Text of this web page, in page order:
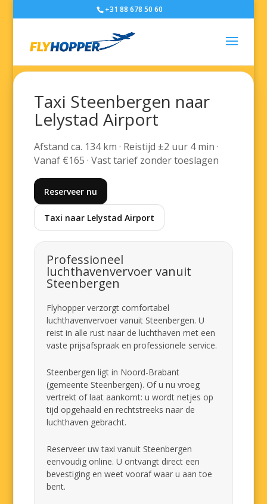
+31 88 678 50 60
Taxi Steenbergen naar
Lelystad Airport
Afstand ca. 134 km · Reistijd ±2 uur 4 min ·
Vanaf €165 · Vast tarief zonder toeslagen
Reserveer nu
Taxi naar Lelystad Airport
Professioneel
luchthavenvervoer vanuit
Steenbergen
Flyhopper verzorgt comfortabel
luchthavenvervoer vanuit Steenbergen. U
reist in alle rust naar de luchthaven met een
vaste prijsafspraak en professionele service.
Steenbergen ligt in Noord-Brabant
(gemeente Steenbergen). Of u nu vroeg
vertrekt of laat aankomt: u wordt netjes op
tijd opgehaald en rechtstreeks naar de
luchthaven gebracht.
Reserveer uw taxi vanuit Steenbergen
eenvoudig online. U ontvangt direct een
bevestiging en weet vooraf waar u aan toe
bent.